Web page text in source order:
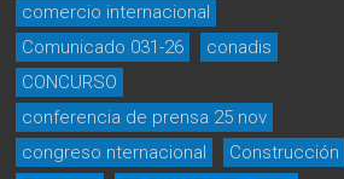
comercio internacional
Comunicado 031-26
conadis
CONCURSO
conferencia de prensa 25 nov
congreso nternacional
Construcción